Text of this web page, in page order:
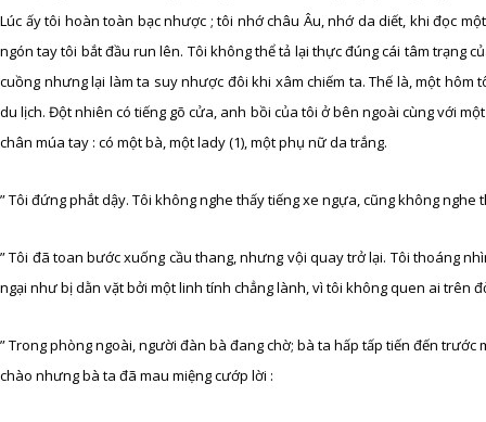
Lúc ấy tôi hoàn toàn bạc nhược ; tôi nhớ châu Âu, nhớ da diết, khi đọc
ngón tay tôi bắt đầu run lên. Tôi không thể tả lại thực đúng cái tâm trạng
cuồng nhưng lại làm ta suy nhược đôi khi xâm chiếm ta. Thế là, một
du lịch. Đột nhiên có tiếng gõ cửa, anh bồi của tôi ở bên ngoài cùng với
chân múa tay : có một bà, một lady (1), một phụ nữ da trắng.
” Tôi đứng phắt dậy. Tôi không nghe thấy tiếng xe ngựa, cũng không
” Tôi đã toan bước xuống cầu thang, nhưng vội quay trở lại. Tôi thoáng
ngại như bị dằn vặt bởi một linh tính chẳng lành, vì tôi không quen ai trên
” Trong phòng ngoài, người đàn bà đang chờ; bà ta hấp tấp tiến đến
chào nhưng bà ta đã mau miệng cướp lời :